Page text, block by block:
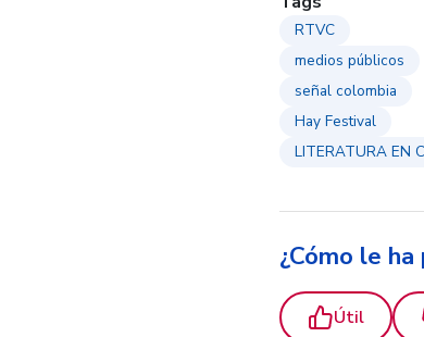
RTVC
medios públicos
señal colombia
Hay Festival
LITERATURA EN
¿Cómo le
Útil